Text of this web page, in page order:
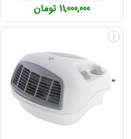
1TB Hard Drive
11,000,000 تومان
i